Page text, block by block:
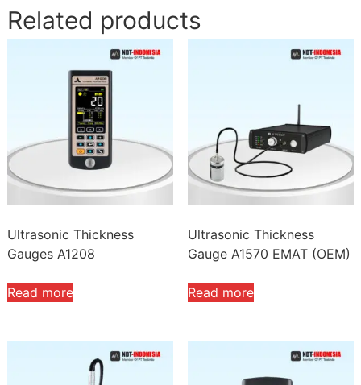
Related products
Ultrasonic Thickness
Gauges A1208
Read more
Ultrasonic Thickness
Gauge A1570 EMAT (OEM)
Read more